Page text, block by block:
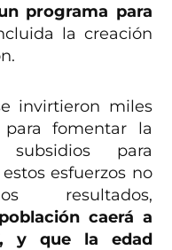
programa para
la creación
invirtieron miles
fomentar la
subsidios para
esfuerzos no
resultados,
caerá a
y que la edad